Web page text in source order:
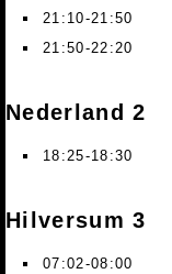
21:10-21:50
21:50-22:20
Nederland 2
18:25-18:30
Hilversum 3
07:02-08:00